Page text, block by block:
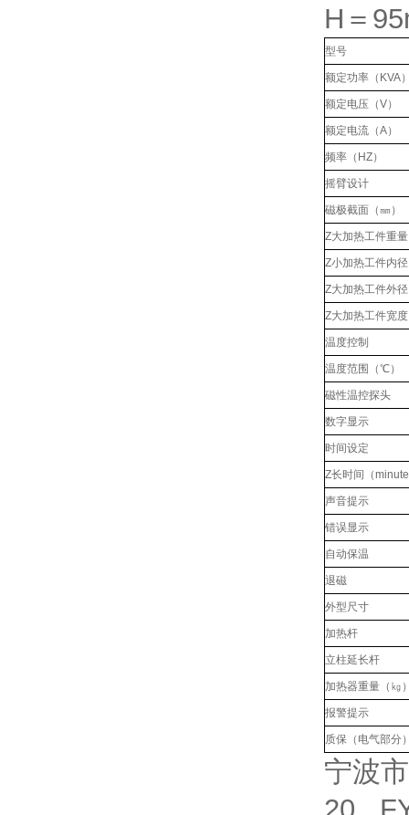
H＝
型号
额定功率（KVA
额定电压（V）
额定电流（A）
频率（HZ）
摇臂设计
磁极截面（㎜）
Z大加热工件重
Z小加热工件内
Z大加热工件外
Z大加热工件宽
温度控制
温度范围（℃）
磁性温控探头
数字显示
时间设定
Z长时间（
声音提示
错误显示
自动保温
退磁
外型尺寸
加热杆
立柱延长杆
加热器重量（㎏
报警提示
质保（电气部分
宁波